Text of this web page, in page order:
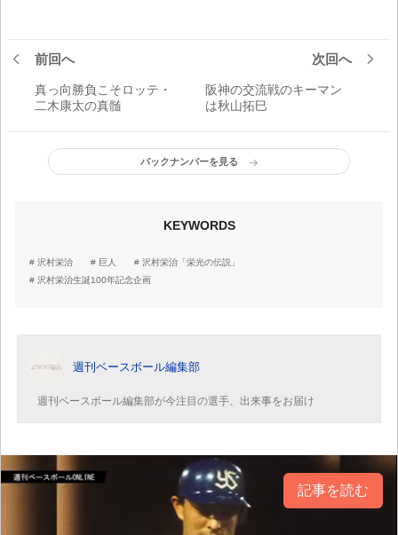
前回へ
真っ向勝負こそロッテ・
二木康太の真髄
次回へ
阪神の交流戦のキーマン
は秋山拓巳
バックナンバーを見る
KEYWORDS
沢村栄治 巨人
沢村栄治「栄光の伝説」
沢村栄治生誕100年記念企画
週刊ベースボール編集部
週刊ベースボール編集部が今注目の選手、出来事をお届け
記事を読む